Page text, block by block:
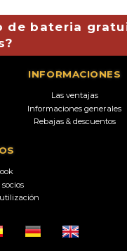
de bateria
INFORMACIONES
Las ventajas
Informaciones generales
Rebajas & descuentos